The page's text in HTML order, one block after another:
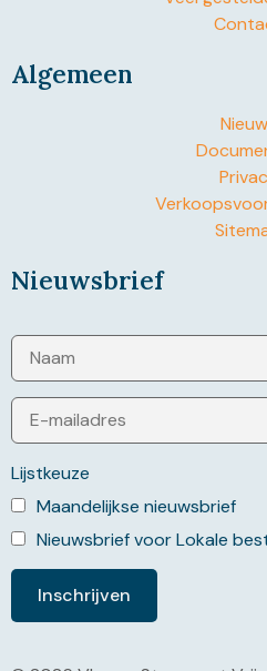
Algemeen
Nieuwsbrief
Lijstkeuze
Maandelijkse nieuwsbrief
Nieuwsbrief voor Lokale